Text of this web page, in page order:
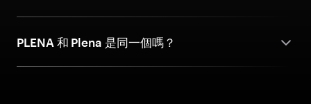
PLENA 和 Plena 是同一個嗎？